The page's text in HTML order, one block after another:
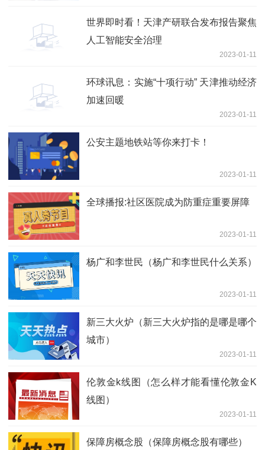
世界即时看！天津产研联合发布报告聚焦
人工智能安全治理
2023-01-11
环球讯息：实施“十项行动” 天津推动经济
加速回暖
2023-01-11
公安主题地铁站等你来打卡！
2023-01-11
全球播报:社区医院成为防重症重要屏障
2023-01-11
杨广和李世民（杨广和李世民什么关系）
2023-01-11
新三大火炉（新三大火炉指的是哪是哪个
城市）
2023-01-11
伦敦金k线图（怎么样才能看懂伦敦金K
线图）
2023-01-11
保障房概念股（保障房概念股有哪些）